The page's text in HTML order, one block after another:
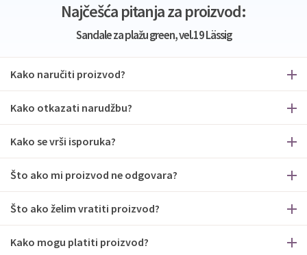
Najčešća pitanja za proizvod:
Sandale za plažu green, vel.19 Lässig
Kako naručiti proizvod?
Kako otkazati narudžbu?
Kako se vrši isporuka?
Što ako mi proizvod ne odgovara?
Što ako želim vratiti proizvod?
Kako mogu platiti proizvod?